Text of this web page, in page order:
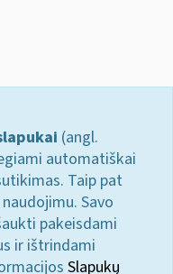
(angl.
automatiškai
Taip pat
Savo
pakeisdami
ir ištrindami
Slapukų